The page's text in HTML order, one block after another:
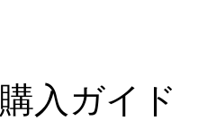
入ガイド